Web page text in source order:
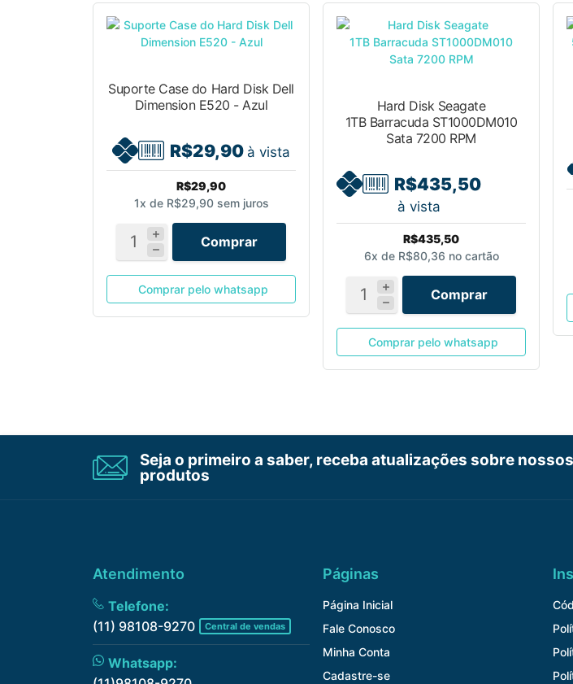
Suporte Case do Hard Disk Dell
Dimension E520 - Azul
R$29,90 à vista
R$29,90
1x de R$29,90 sem juros
Comprar
Comprar pelo whatsapp
Hard Disk Seagate
1TB Barracuda ST1000DM010
Sata 7200 RPM
R$435,50
à vista
R$435,50
6x de R$80,36 no cartão
Comprar
Comprar pelo whatsapp
Seja o primeiro a saber, receba atualizações sobre nossos
produtos
Atendimento
Telefone:
(11) 98108-9270
Central de vendas
Whatsapp:
Páginas
Página Inicial
Fale Conosco
Minha Conta
Cadastre-se